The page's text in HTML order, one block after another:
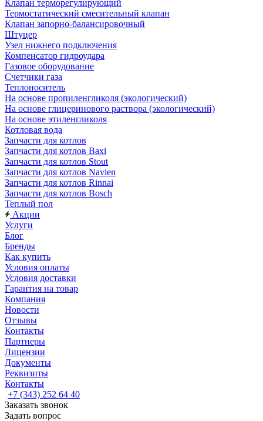
Клапан терморегулирующий
Термостатический смесительный клапан
Клапан запорно-балансировочный
Штуцер
Узел нижнего подключения
Компенсатор гидроудара
Газовое оборудование
Счетчики газа
Теплоноситель
На основе пропиленгликоля (экологический)
На основе глицеринового раствора (экологический)
На основе этиленгликоля
Котловая вода
Запчасти для котлов
Запчасти для котлов Baxi
Запчасти для котлов Stout
Запчасти для котлов Navien
Запчасти для котлов Rinnai
Запчасти для котлов Bosch
Теплый пол
Акции
Услуги
Блог
Бренды
Как купить
Условия оплаты
Условия доставки
Гарантия на товар
Компания
Новости
Отзывы
Контакты
Партнеры
Лицензии
Документы
Реквизиты
Контакты
+7 (343) 252 64 40
Заказать звонок
Задать вопрос